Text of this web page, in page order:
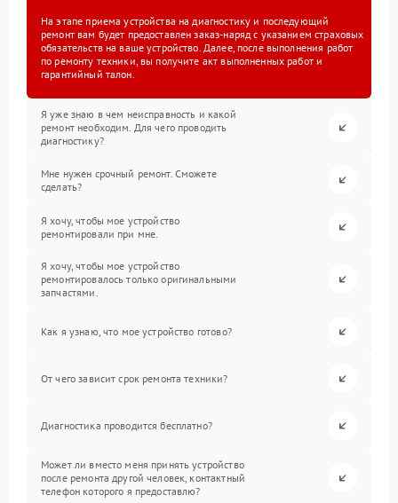
На этапе приема устройства на диагностику и последующий
ремонт вам будет предоставлен заказ-наряд с указанием страховых
обязательств на ваше устройство. Далее, после выполнения работ
по ремонту техники, вы получите акт выполненных работ и
гарантийный талон.
Я уже знаю в чем неисправность и какой
ремонт необходим. Для чего проводить
диагностику?
Мне нужен срочный ремонт. Сможете
сделать?
Я хочу, чтобы мое устройство
ремонтировали при мне.
Я хочу, чтобы мое устройство
ремонтировалось только оригинальными
запчастями.
Как я узнаю, что мое устройство готово?
От чего зависит срок ремонта техники?
Диагностика проводится бесплатно?
Может ли вместо меня принять устройство
после ремонта другой человек, контактный
телефон которого я предоставлю?